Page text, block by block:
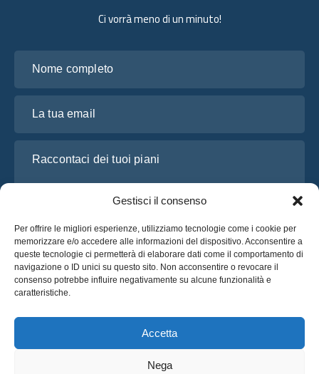
Gestisci il consenso
Per offrire le migliori esperienze, utilizziamo tecnologie come i cookie per
memorizzare e/o accedere alle informazioni del dispositivo. Acconsentire a
queste tecnologie ci permetterà di elaborare dati come il comportamento di
navigazione o ID unici su questo sito. Non acconsentire o revocare il
consenso potrebbe influire negativamente su alcune funzionalità e
caratteristiche.
Accetta
Nega
Ci vorrà meno di un minuto!
Ho letto e accetto l’
Richiedi un preventivo
Richiedi un preventivo